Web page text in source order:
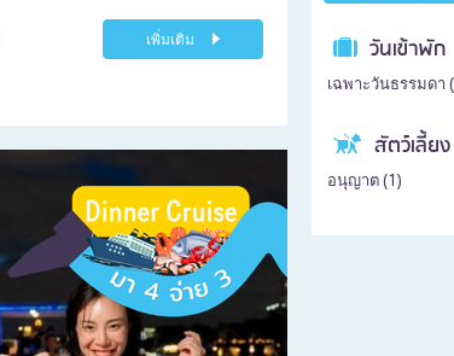
เพิ่มเติม วันเข้าพัก
เฉพาะวันธรรมดา (
สัตว์เลี้ยง
อนุญาต (1 )